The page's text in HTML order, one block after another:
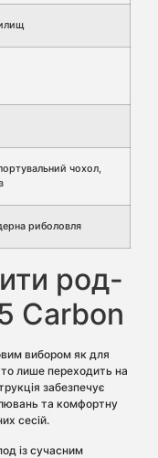
чохол,
риболовля
род-
Carbon
вибором як для
лише переходить на
забезпечує
та комфортну
сесій.
із сучасним